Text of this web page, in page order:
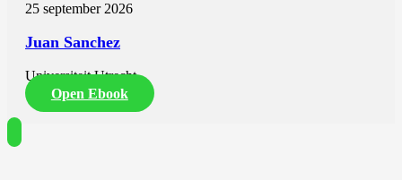
25 september 2026
Juan Sanchez
Universiteit Utrecht
Open Ebook